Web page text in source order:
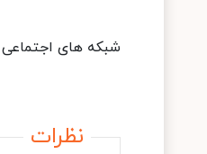
شبکه های
نظرات